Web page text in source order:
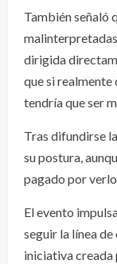
También señaló
dirigida
que si realmente
tendría que ser
Tras difundirse
su postura,
pagado por
El evento
seguir la línea
iniciativa creada